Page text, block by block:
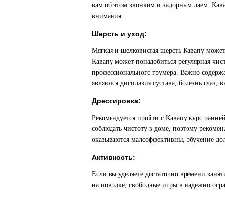
вам об этом звонким и задорным лаем.
внимания.
Шерсть и уход:
Мягкая и шелковистая шерсть Кавапу
Кавапу может понадобиться регулярная
профессионального грумера. Важно
являются дисплазия сустава, болезнь
Дрессировка:
Рекомендуется пройти с Кавапу курс
соблюдать чистоту в доме, поэтому
оказываются малоэффективны, обучение
Активность:
Если вы уделяете достаточно времени
на поводке, свободные игры в надежно